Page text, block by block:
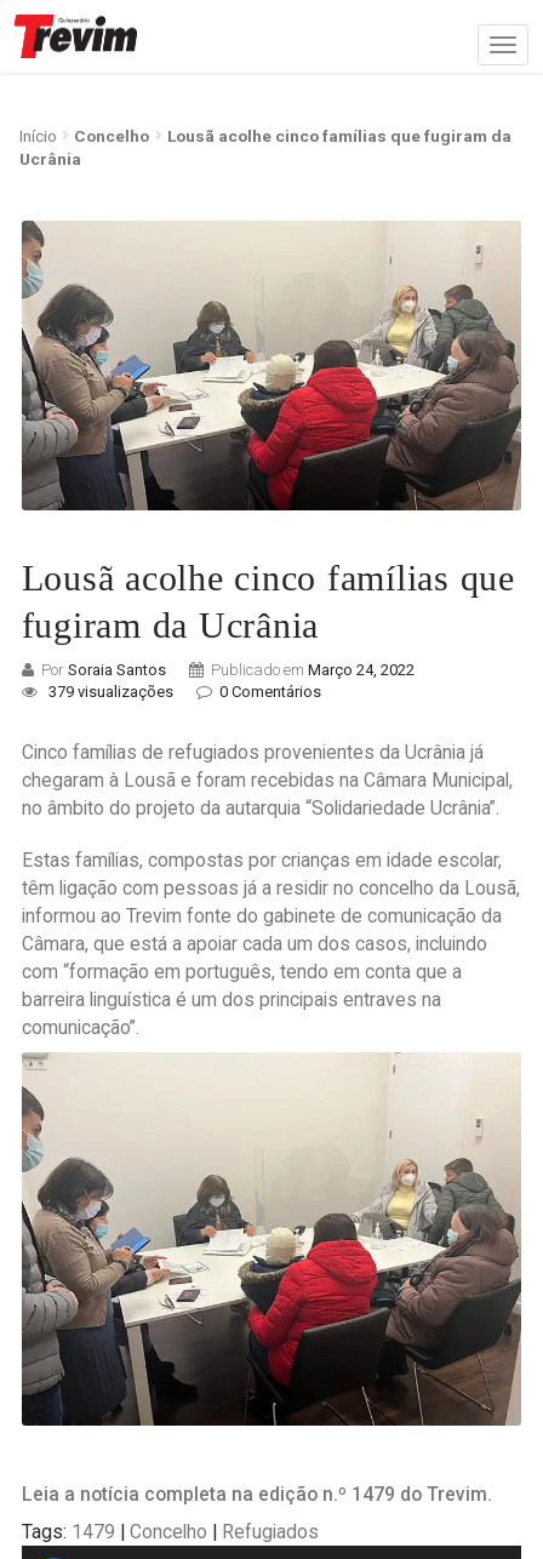
Início Concelho
Lousã acolhe cinco famílias que fugiram da
Ucrânia
Lousã acolhe cinco famílias que
fugiram da Ucrânia
Por Soraia Santos Publicado em Março 24, 2022
379 visualizações
0 Comentários
Cinco famílias de refugiados provenientes da Ucrânia já
chegaram à Lousã e foram recebidas na Câmara Municipal,
no âmbito do projeto da autarquia “Solidariedade Ucrânia”.
Estas famílias, compostas por crianças em idade escolar,
têm ligação com pessoas já a residir no concelho da Lousã,
informou ao Trevim fonte do gabinete de comunicação da
Câmara, que está a apoiar cada um dos casos, incluindo
com “formação em português, tendo em conta que a
barreira linguística é um dos principais entraves na
comunicação”.
Leia a notícia completa na edição n.º 1479 do Trevim.
Tags: 1479 Concelho Refugiados